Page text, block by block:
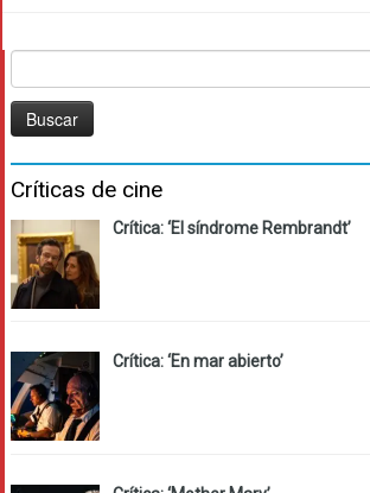
Críticas de cine
Crítica: ‘El síndrome Rembrandt’
Crítica: ‘En mar abierto’